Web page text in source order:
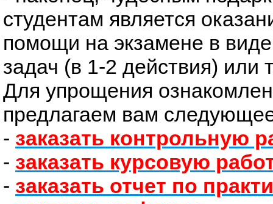
студентам является
помощи на экзамене в
задач (в 1-2 действия) или
Для упрощения
предлагаем вам
- заказать контрольную
- заказать курсовую
- заказать отчет по